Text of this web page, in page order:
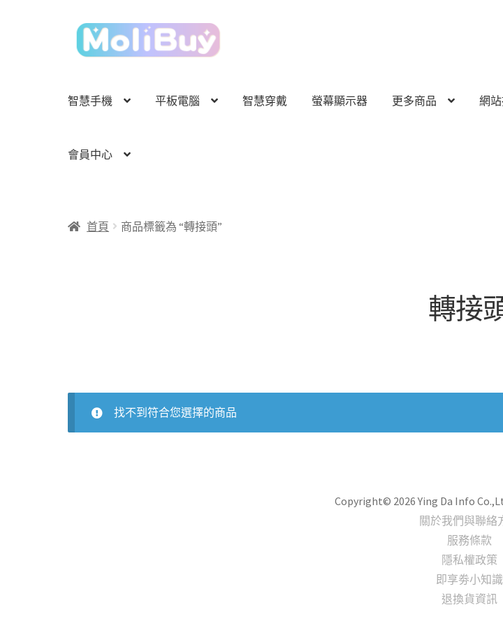
跳
至
列
跳
至
內
智慧手機 平板電腦 智慧穿戴 螢幕顯示器 更多商品 網
會員中心
首頁 商品標籤為 “轉接頭”
轉接
找不到符合您選擇的商品
Copyright© 2026 Ying Da Info
關於我們與聯絡
服務條款
隱私權政策
即享劵小知識
退換貨資訊